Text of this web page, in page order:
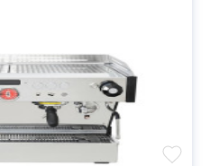
favorite